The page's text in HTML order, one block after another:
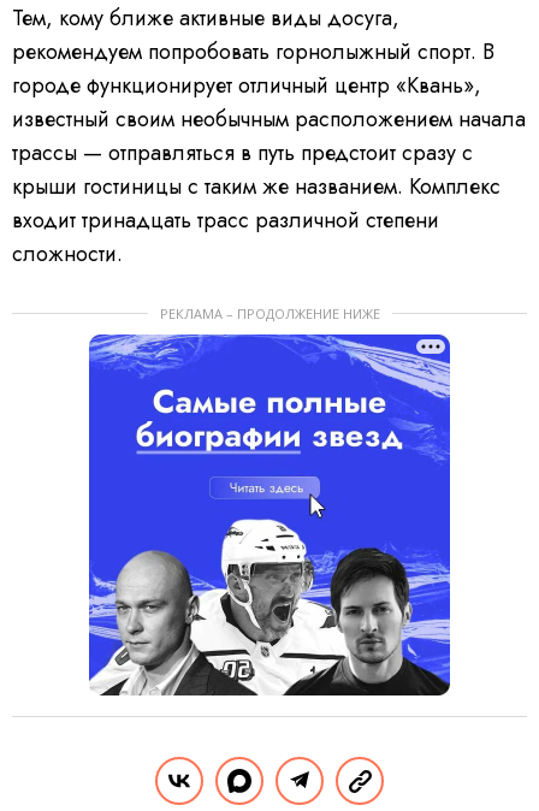
Тем, кому ближе активные виды досуга,
рекомендуем попробовать горнолыжный спорт. В
городе функционирует отличный центр «Квань»,
известный своим необычным расположением начала
трассы — отправляться в путь предстоит сразу с
крыши гостиницы с таким же названием. Комплекс
входит тринадцать трасс различной степени
сложности.
РЕКЛАМА – ПРОДОЛЖЕНИЕ НИЖЕ